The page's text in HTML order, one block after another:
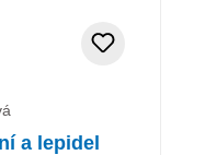
a lepidel